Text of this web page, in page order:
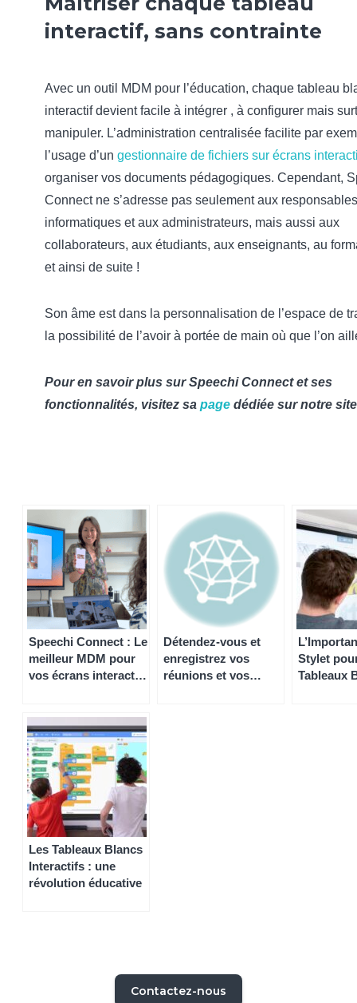
interactif, sans contrainte
Avec un outil MDM pour l’éducation, chaque tableau
interactif devient facile à intégrer , à configurer mais
manipuler. L’administration centralisée facilite par
l’usage d’un gestionnaire de fichiers sur écrans
organiser vos documents pédagogiques. Cependant,
Connect ne s’adresse pas seulement aux responsables
informatiques et aux administrateurs, mais aussi aux
collaborateurs, aux étudiants, aux enseignants, au
et ainsi de suite !
Son âme est dans la personnalisation de l’espace de
la possibilité de l’avoir à portée de main où que l’on
Pour en savoir plus sur Speechi Connect et ses
fonctionnalités, visitez sa page dédiée sur notre
Speechi Connect : Le
meilleur MDM pour
vos écrans interactifs
Détendez-vous et
enregistrez vos
réunions et vos
Stylet
Tableaux
Les Tableaux Blancs
Interactifs : une
révolution éducative
Contactez-nous